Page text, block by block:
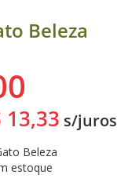
Beleza
13,33 s/juros
Beleza
estoque